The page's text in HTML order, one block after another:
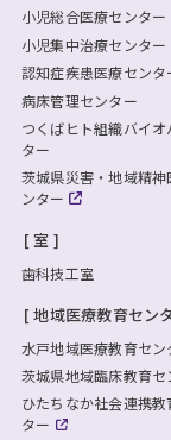
小児総合医療センター
小児集中治療センター
認知症疾患医療センタ
病床管理センター
つくばヒト組織バイオ
ター
茨城県災害・地域精神
ンター
室
歯科技工室
地域医療教育セン
水戸地域医療教育セン
茨城県地域臨床教育セ
ひたちなか社会連携教
ター